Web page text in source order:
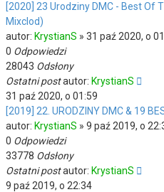
[2020] 23 Urodziny DMC - Best Of
Mixclod)
autor: KrystianS » 31 paź 2020, o
0 Odpowiedzi
28043 Odsłony
Ostatni postautor: KrystianS
31 paź 2020, o 01:59
[2019] 22. URODZINY DMC & 19
autor: KrystianS » 9 paź 2019, o
0 Odpowiedzi
33778 Odsłony
Ostatni postautor: KrystianS
9 paź 2019, o 22:34